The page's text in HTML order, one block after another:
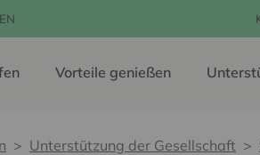
Vorteile genießen
Unterstützung der Gesellschaft